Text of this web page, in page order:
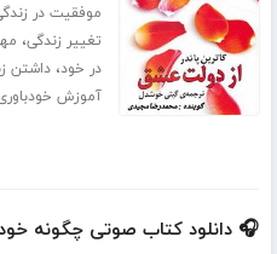
موفقیت در
تغییر زندگی،
در خود،داشتن
آموزش
🎧 دانلود کتاب صوتی چگونه